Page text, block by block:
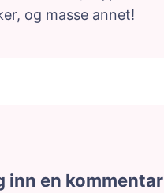
og masse annet!
inn en kommentar